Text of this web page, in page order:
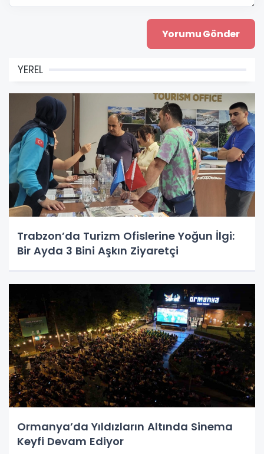
YEREL
Trabzon’da Turizm Ofislerine Yoğun İlgi:
Bir Ayda 3 Bini Aşkın Ziyaretçi
Ormanya’da Yıldızların Altında Sinema
Keyfi Devam Ediyor